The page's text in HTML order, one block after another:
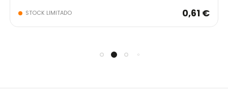
STOCK LIMITADO 0,61 €